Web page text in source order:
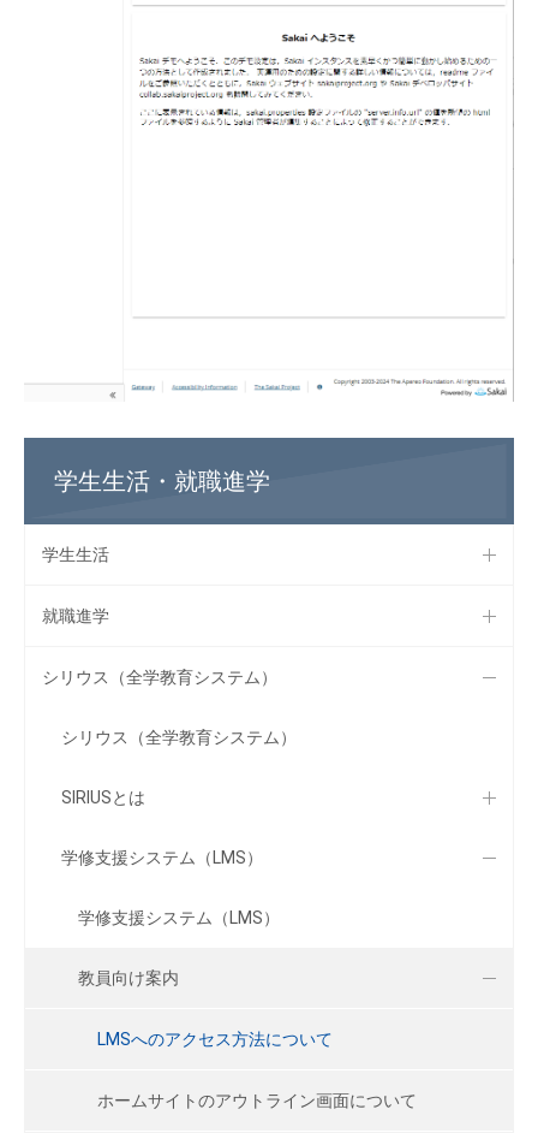
学生生活・就職進学
学生生活
就職進学
シリウス（全学教育システム）
シリウス（全学教育システム）
SIRIUSとは
学修支援システム（LMS）
学修支援システム（LMS）
教員向け案内
LMSへのアクセス方法について
ホームサイトのアウトライン画面について